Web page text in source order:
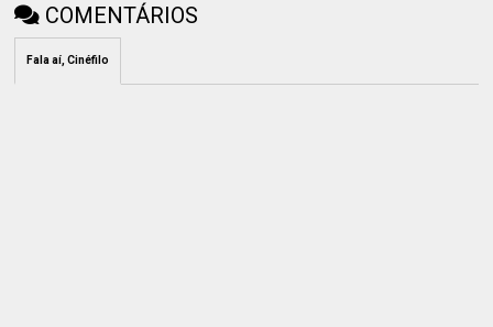
COMENTÁRIOS
Fala aí, Cinéfilo